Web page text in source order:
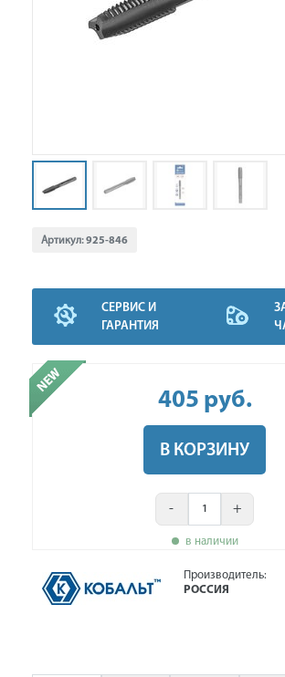
Артикул:925-846
СЕРВИС И
ГАРАНТИЯ
405 руб.
В КОРЗИНУ
- +
в наличии
Производитель:
РОССИЯ